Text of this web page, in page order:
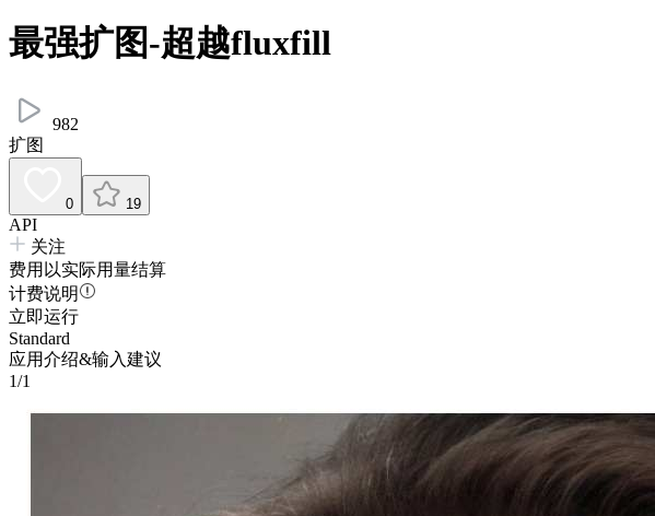
最强扩图-超越fluxfill
982
扩图
0 19
API
关注
费用以实际用量结算
计费说明
立即运行
Standard
应用介绍&输入建议
1/1